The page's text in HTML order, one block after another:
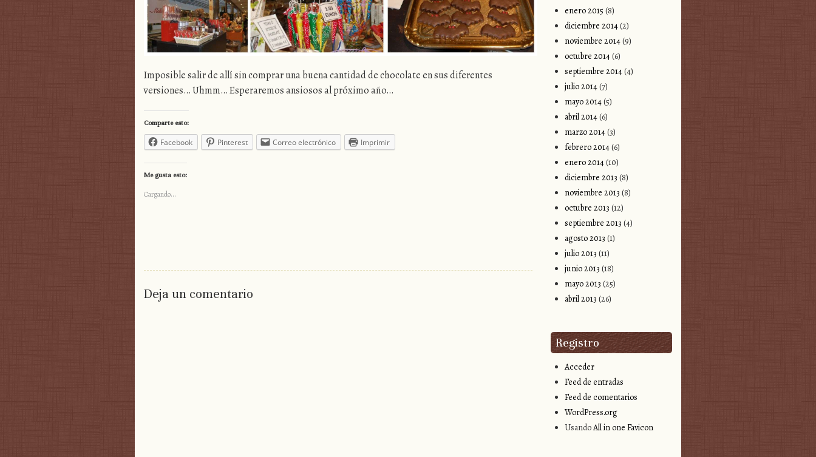
Imposible salir de allí sin comprar una buena cantidad de chocolate en sus diferentes
versiones… Uhmm… Esperaremos ansiosos al próximo año…
Comparte esto:
Facebook Pinterest Correo electrónico Imprimir
Me gusta esto:
Cargando...
Deja un comentario
enero 2015 (8)
diciembre 2014(2)
noviembre 2014(9)
octubre 2014(6)
septiembre 2014(4)
julio 2014(7)
mayo 2014(5)
abril 2014(6)
marzo 2014(3)
febrero 2014(6)
enero 2014(10)
diciembre 2013 (8)
noviembre 2013 (8)
octubre 2013 (12)
septiembre 2013 (4)
agosto 2013 (1)
julio 2013 (11)
junio 2013 (18)
mayo 2013 (25)
abril 2013 (26)
Registro
Acceder
Feed de entradas
Feed de comentarios
WordPress.org
UsandoAll in one Favicon